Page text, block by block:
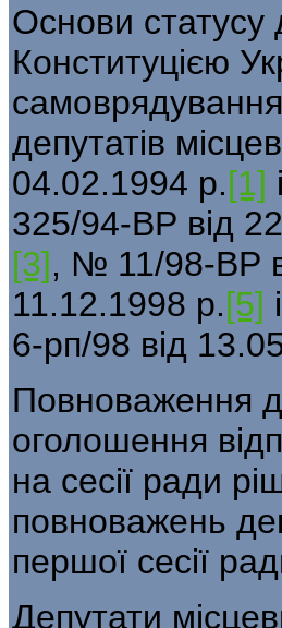
Основи статусу
Конституцією
депутатів
04.02.1994 р.[1]
325/94-ВР від
[3], № 11/98-ВР
11.12.1998 р.[5]
6-рп/98 від
Повноваження
оголошення
на сесії ради
повноважень
першої сесії
Депутати